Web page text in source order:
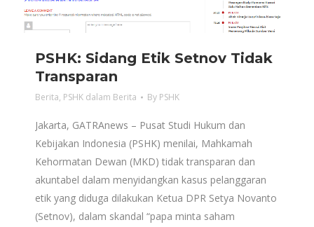
PSHK: Sidang Etik Setnov Tidak
Transparan
Berita, PSHK dalam Berita By PSHK
Jakarta, GATRAnews – Pusat Studi Hukum dan
Kebijakan Indonesia (PSHK) menilai, Mahkamah
Kehormatan Dewan (MKD) tidak transparan dan
akuntabel dalam menyidangkan kasus pelanggaran
etik yang diduga dilakukan Ketua DPR Setya Novanto
(Setnov), dalam skandal “papa minta saham